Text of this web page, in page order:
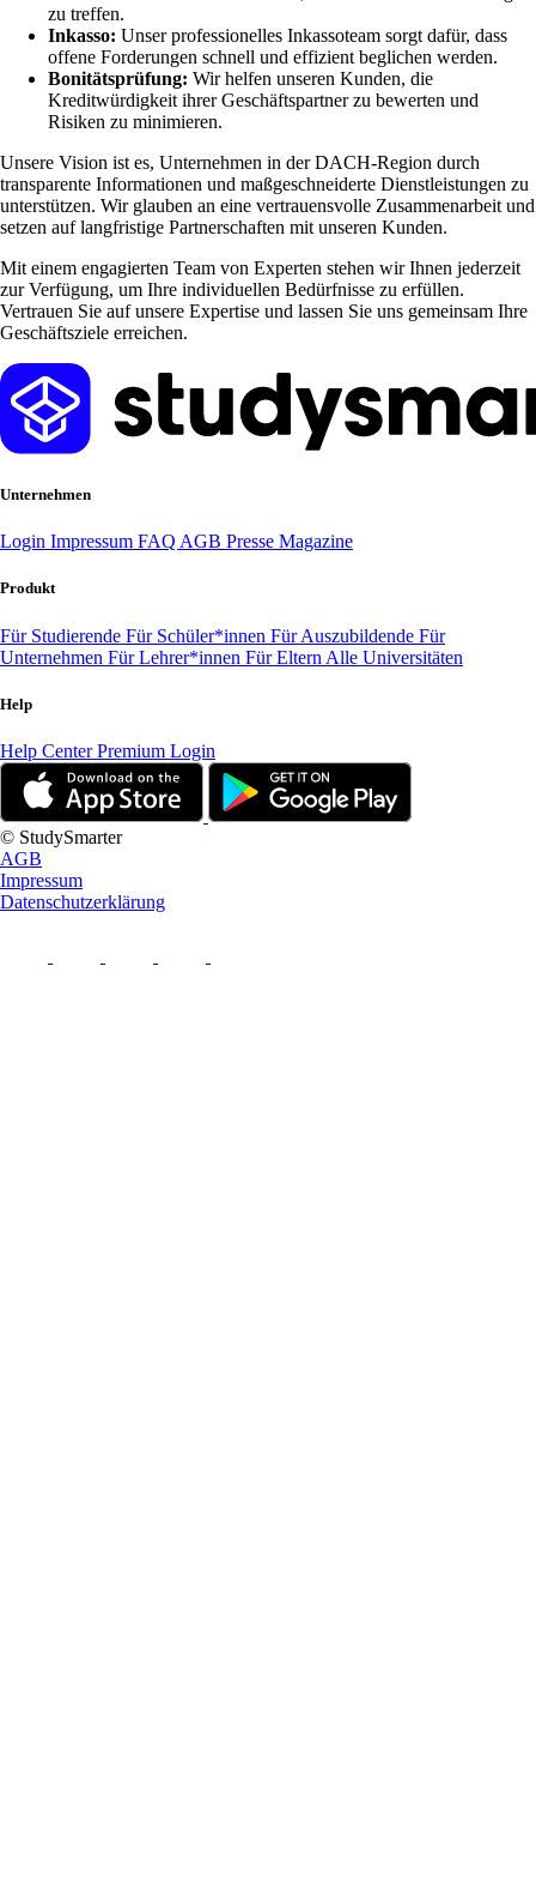
zu treffen.
Inkasso: Unser professionelles Inkassoteam sorgt dafür, dass
offene Forderungen schnell und effizient beglichen werden.
Bonitätsprüfung: Wir helfen unseren Kunden, die
Kreditwürdigkeit ihrer Geschäftspartner zu bewerten und
Risiken zu minimieren.
Unsere Vision ist es, Unternehmen in der DACH-Region durch
transparente Informationen und maßgeschneiderte Dienstleistungen zu
unterstützen. Wir glauben an eine vertrauensvolle Zusammenarbeit und
setzen auf langfristige Partnerschaften mit unseren Kunden.
Mit einem engagierten Team von Experten stehen wir Ihnen jederzeit
zur Verfügung, um Ihre individuellen Bedürfnisse zu erfüllen.
Vertrauen Sie auf unsere Expertise und lassen Sie uns gemeinsam Ihre
Geschäftsziele erreichen.
Unternehmen
Login Impressum FAQ AGB Presse Magazine
Produkt
Für Studierende Für Schüler*innen Für Auszubildende Für
Unternehmen Für Lehrer*innen Für Eltern Alle Universitäten
Help
Help CenterPremium Login
© StudySmarter
AGB
Impressum
Datenschutzerklärung